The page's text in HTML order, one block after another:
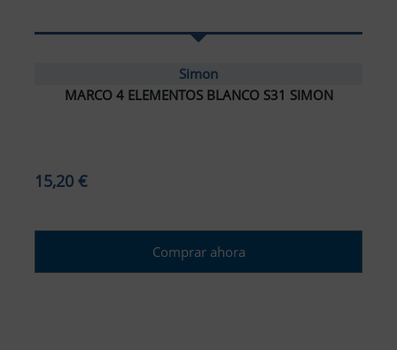
Simon
MARCO 4 ELEMENTOS BLANCO S31 SIMON
15,20 €
Comprar ahora